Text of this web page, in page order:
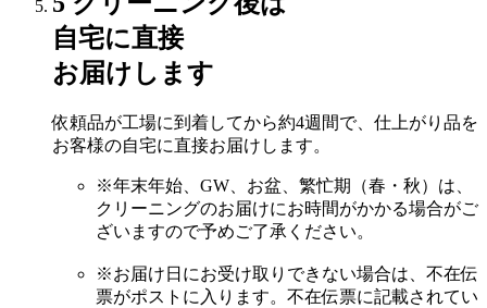
自宅に直接
お届けします
依頼品が工場に到着してから約4週間で、仕上がり品を
お客様の自宅に直接お届けします。
※年末年始、GW、お盆、繁忙期（春・秋）は、
クリーニングのお届けにお時間がかかる場合がご
ざいますので予めご了承ください。
※お届け日にお受け取りできない場合は、不在伝
票がポストに入ります。不在伝票に記載されてい